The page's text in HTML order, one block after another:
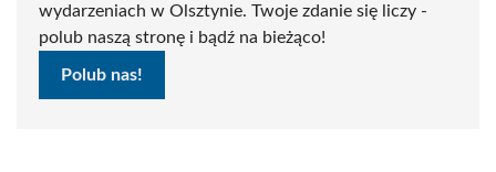
wydarzeniach w Olsztynie. Twoje zdanie się liczy -
polub naszą stronę i bądź na bieżąco!
Polub nas!